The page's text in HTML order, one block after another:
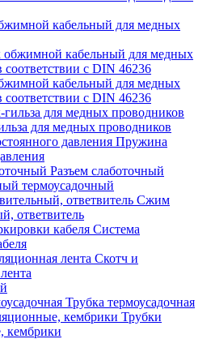
кабельный для медных
кабельный для медных
соответствии с DIN 46236
для медных проводников
Пружина
Разъем слаботочный
термоусадочный
Сжим
ответвитель
Система
Скотч и
Трубка термоусадочная
Трубки
кембрики